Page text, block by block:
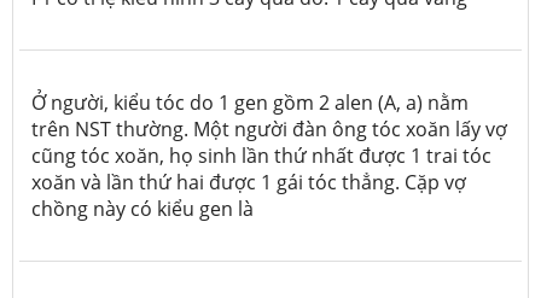
Ở người, kiểu tóc do 1 gen gồm 2 alen (A, a) nằm
trên NST thường. Một người đàn ông tóc xoăn lấy vợ
cũng tóc xoăn, họ sinh lần thứ nhất được 1 trai tóc
xoăn và lần thứ hai được 1 gái tóc thẳng. Cặp vợ
chồng này có kiểu gen là